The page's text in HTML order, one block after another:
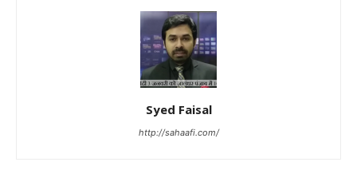
Syed Faisal
http://sahaafi.com/